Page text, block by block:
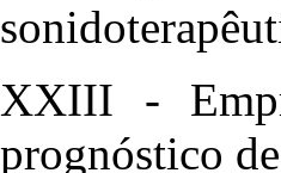
XXIII -
prognóstico